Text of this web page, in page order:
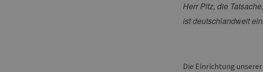
Herr Pitz, die
ist deutschlandweit
Die Einrichtung